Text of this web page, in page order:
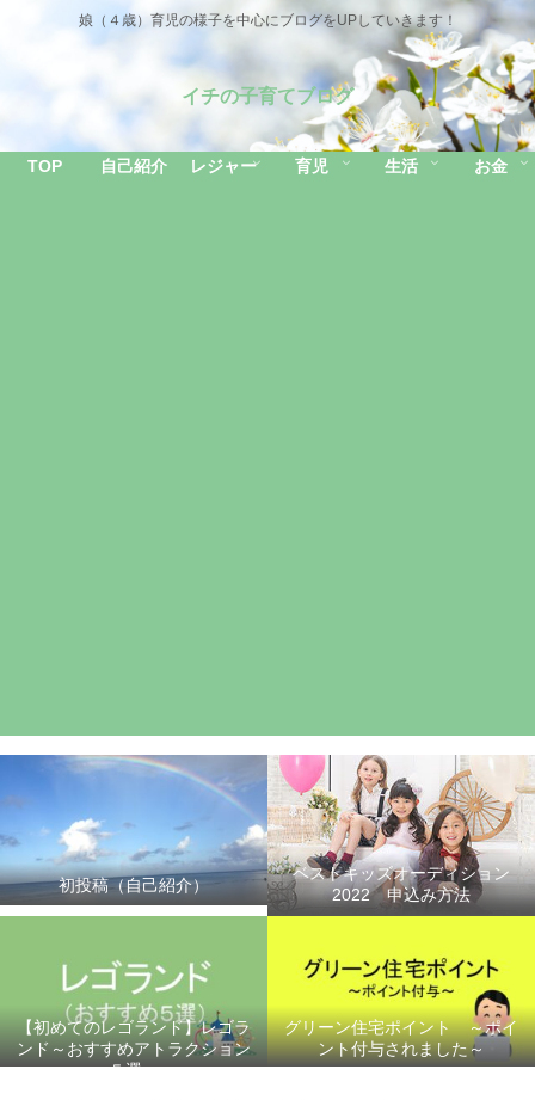
娘（４歳）育児の様子を中心にブログをUPしていきます！
イチの子育てブログ
TOP 自己紹介 レジャー 育児 生活 お金
初投稿（自己紹介）
ベストキッズオーディション
2022 申込み方法
【初めてのレゴランド】レゴラ
ンド～おすすめアトラクション
５選～
グリーン住宅ポイント ～ポイ
ント付与されました～